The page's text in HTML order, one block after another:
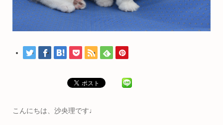
こんにちは、沙央理です♩